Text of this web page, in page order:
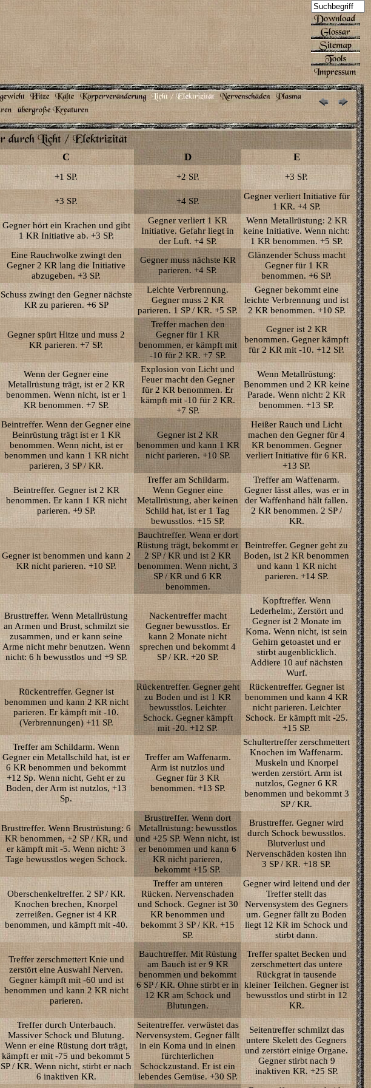
C D
E
+1 SP. +2 SP. +3 SP.
+3 SP. +4 SP.
Gegner verliert Initiative für
1 KR. +4 SP.
Gegner hört ein Krachen und gibt
1 KR Initiative ab. +3 SP.
Gegner verliert 1 KR
Initiative. Gefahr liegt in
der Luft. +4 SP.
Wenn Metallrüstung: 2 KR
keine Initiative. Wenn nicht:
1 KR benommen. +5 SP.
Eine Rauchwolke zwingt den
Gegner 2 KR lang die Initiative
abzugeben. +3 SP.
Gegner muss nächste KR
parieren. +4 SP.
Glänzender Schuss macht
Gegner für 1 KR
benommen. +6 SP.
Schuss zwingt den Gegner nächste
KR zu parieren. +6 SP
Leichte Verbrennung.
Gegner muss 2 KR
parieren. 1 SP / KR. +5 SP.
Gegner bekommt eine
leichte Verbrennung und ist
2 KR benommen. +10 SP.
Gegner spürt Hitze und muss 2
KR parieren. +7 SP.
Treffer machen den
Gegner für 1 KR
benommen, er kämpft mit
-10 für 2 KR. +7 SP.
Gegner ist 2 KR
benommen. Gegner kämpft
für 2 KR mit -10. +12 SP.
Wenn der Gegner eine
Metallrüstung trägt, ist er 2 KR
benommen. Wenn nicht, ist er 1
KR benommen. +7 SP.
Explosion von Licht und
Feuer macht den Gegner
für 2 KR benommen. Er
kämpft mit -10 für 2 KR.
+7 SP.
Wenn Metallrüstung:
Benommen und 2 KR keine
Parade. Wenn nicht: 2 KR
benommen. +13 SP.
Beintreffer. Wenn der Gegner eine
Beinrüstung trägt ist er 1 KR
benommen. Wenn nicht, ist er
benommen und kann 1 KR nicht
parieren, 3 SP / KR.
Gegner ist 2 KR
benommen und kann 1 KR
nicht parieren. +10 SP.
Heißer Rauch und Licht
machen den Gegner für 4
KR benommen. Gegner
verliert Initiative für 6 KR.
+13 SP.
Beintreffer. Gegner ist 2 KR
benommen. Er kann 1 KR nicht
parieren. +9 SP.
Treffer am Schildarm.
Wenn Gegner eine
Metallrüstung, aber keinen
Schild hat, ist er 1 Tag
bewusstlos. +15 SP.
Treffer am Waffenarm.
Gegner lässt alles, was er in
der Waffenhand hält fallen.
2 KR benommen. 2 SP /
KR.
Gegner ist benommen und kann 2
KR nicht parieren. +10 SP.
Bauchtreffer. Wenn er dort
Rüstung trägt, bekommt er
2 SP / KR und ist 2 KR
benommen. Wenn nicht, 3
SP / KR und 6 KR
benommen.
Beintreffer. Gegner geht zu
Boden, ist 2 KR benommen
und kann 1 KR nicht
parieren. +14 SP.
Brusttreffer. Wenn Metallrüstung
an Armen und Brust, schmilzt sie
zusammen, und er kann seine
Arme nicht mehr benutzen. Wenn
nicht: 6 h bewusstlos und +9 SP.
Nackentreffer macht
Gegner bewusstlos. Er
kann 2 Monate nicht
sprechen und bekommt 4
SP / KR. +20 SP.
Kopftreffer. Wenn
Lederhelm:, Zerstört und
Gegner ist 2 Monate im
Koma. Wenn nicht, ist sein
Gehirn getoastet und er
stirbt augenblicklich.
Addiere 10 auf nächsten
Wurf.
Rückentreffer. Gegner ist
benommen und kann 2 KR nicht
parieren. Er kämpft mit -10.
(Verbrennungen) +11 SP.
Rückentreffer. Gegner geht
zu Boden und ist 1 KR
bewusstlos. Leichter
Schock. Gegner kämpft
mit -20. +12 SP.
Rückentreffer. Gegner ist
benommen und kann 4 KR
nicht parieren. Leichter
Schock. Er kämpft mit -25.
+15 SP.
Treffer am Schildarm. Wenn
Gegner ein Metallschild hat, ist er
6 KR benommen und bekommt
+12 Sp. Wenn nicht, Geht er zu
Boden, der Arm ist nutzlos, +13
Sp.
Treffer am Waffenarm.
Arm ist nutzlos und
Gegner für 3 KR
benommen. +13 SP.
Schultertreffer zerschmettert
Knochen im Waffenarm.
Muskeln und Knorpel
werden zerstört. Arm ist
nutzlos, Gegner 6 KR
benommen und bekommt 3
SP / KR.
Brusttreffer. Wenn Brustrüstung: 6
KR benommen, +2 SP / KR, und
er kämpft mit -5. Wenn nicht: 3
Tage bewusstlos wegen Schock.
Brusttreffer. Wenn dort
Metallrüstung: bewusstlos
und +25 SP. Wenn nicht, ist
er benommen und kann 6
KR nicht parieren,
bekommt +15 SP.
Brusttreffer. Gegner wird
durch Schock bewusstlos.
Blutverlust und
Nervenschäden kosten ihn
3 SP / KR. +18 SP.
Oberschenkeltreffer. 2 SP / KR.
Knochen brechen, Knorpel
zerreißen. Gegner ist 4 KR
benommen, und kämpft mit -40.
Treffer am unteren
Rücken. Nervenschaden
und Schock. Gegner ist 30
KR benommen und
bekommt 3 SP / KR. +15
SP.
Gegner wird leitend und der
Treffer stellt das
Nervensystem des Gegners
um. Gegner fällt zu Boden
liegt 12 KR im Schock und
stirbt dann.
Treffer zerschmettert Knie und
zerstört eine Auswahl Nerven.
Gegner kämpft mit -60 und ist
benommen und kann 2 KR nicht
parieren.
Bauchtreffer. Mit Rüstung
am Bauch ist er 9 KR
benommen und bekommt
6 SP / KR. Ohne stirbt er in
12 KR am Schock und
Blutungen.
Treffer spaltet Becken und
zerschmettert das untere
Rückgrat in tausende
kleiner Teilchen. Gegner ist
bewusstlos und stirbt in 12
KR.
Treffer durch Unterbauch.
Massiver Schock und Blutung.
Wenn er eine Rüstung dort trägt,
kämpft er mit -75 und bekommt 5
SP / KR. Wenn nicht, stirbt er nach
6 inaktiven KR.
Seitentreffer. verwüstet das
Nervensystem. Gegner fällt
in ein Koma und in einen
fürchterlichen
Schockzustand. Er ist ein
lebendes Gemüse. +30 SP.
Seitentreffer schmilzt das
untere Skelett des Gegners
und zerstört einige Organe.
Gegner stirbt nach 9
inaktiven KR. +25 SP.